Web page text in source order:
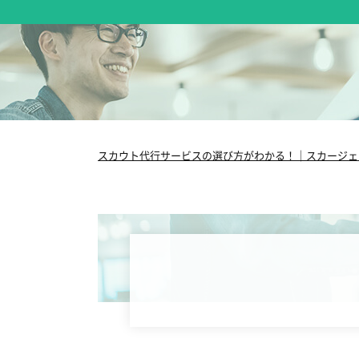
スカウト代行サービスの選び方がわかる！｜スカージ